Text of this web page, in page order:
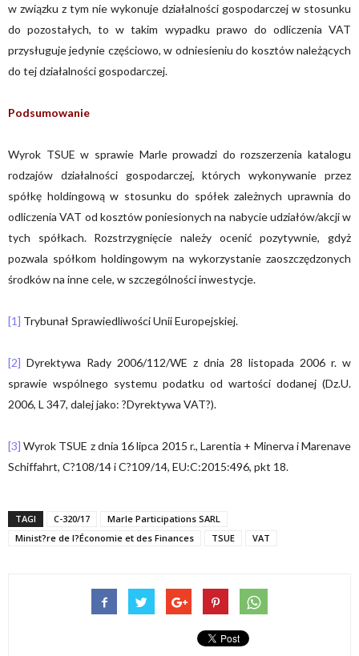
w związku z tym nie wykonuje działalności gospodarczej w stosunku
do pozostałych, to w takim wypadku prawo do odliczenia VAT
przysługuje jedynie częściowo, w odniesieniu do kosztów należących
do tej działalności gospodarczej.
Podsumowanie
Wyrok TSUE w sprawie Marle prowadzi do rozszerzenia katalogu
rodzajów działalności gospodarczej, których wykonywanie przez
spółkę holdingową w stosunku do spółek zależnych uprawnia do
odliczenia VAT od kosztów poniesionych na nabycie udziałów/akcji w
tych spółkach. Rozstrzygnięcie należy ocenić pozytywnie, gdyż
pozwala spółkom holdingowym na wykorzystanie zaoszczędzonych
środków na inne cele, w szczególności inwestycje.
[1] Trybunał Sprawiedliwości Unii Europejskiej.
[2] Dyrektywa Rady 2006/112/WE z dnia 28 listopada 2006 r. w
sprawie wspólnego systemu podatku od wartości dodanej (Dz.U.
2006, L 347, dalej jako: ?Dyrektywa VAT?).
[3] Wyrok TSUE z dnia 16 lipca 2015 r., Larentia + Minerva i Marenave
Schiffahrt, C?108/14 i C?109/14, EU:C:2015:496, pkt 18.
TAGI C-320/17
Marle Participations SARL
Minist?re de l?Économie et des Finances
TSUE VAT